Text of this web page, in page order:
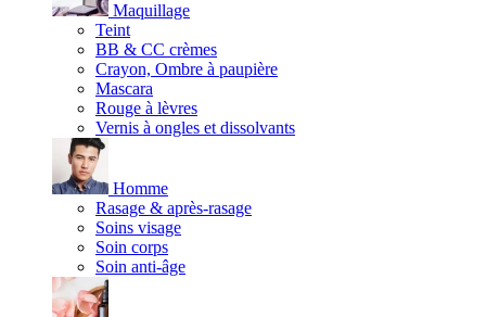
Maquillage
Teint
BB & CC crèmes
Crayon, Ombre à paupière
Mascara
Rouge à lèvres
Vernis à ongles et dissolvants
Homme
Rasage & après-rasage
Soins visage
Soin corps
Soin anti-âge